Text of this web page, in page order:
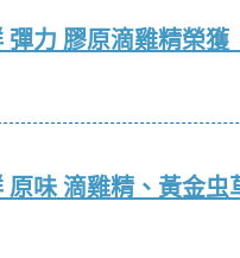
彈力 膠原滴雞精榮
原味 滴雞精、黃金